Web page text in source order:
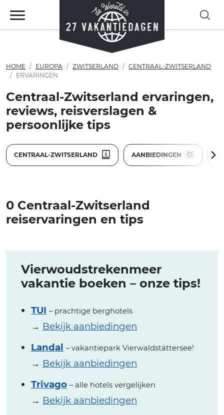
HOME EUROPA ZWITSERLAND
CENTRAAL-ZWITSERLAND
ERVARINGEN
Centraal-Zwitserland ervaringen,
reviews, reisverslagen &
persoonlijke tips
CENTRAAL-ZWITSERLAND AANBIEDINGEN
0 Centraal-Zwitserland
reiservaringen en tips
Vierwoudstrekenmeer
vakantie boeken – onze tips!
TUI – prachtige berghotels
→ Bekijk aanbiedingen
Landal – vakantiepark Vierwaldstättersee!
→ Bekijk aanbiedingen
Trivago – alle hotels vergelijken
→ Bekijk aanbiedingen